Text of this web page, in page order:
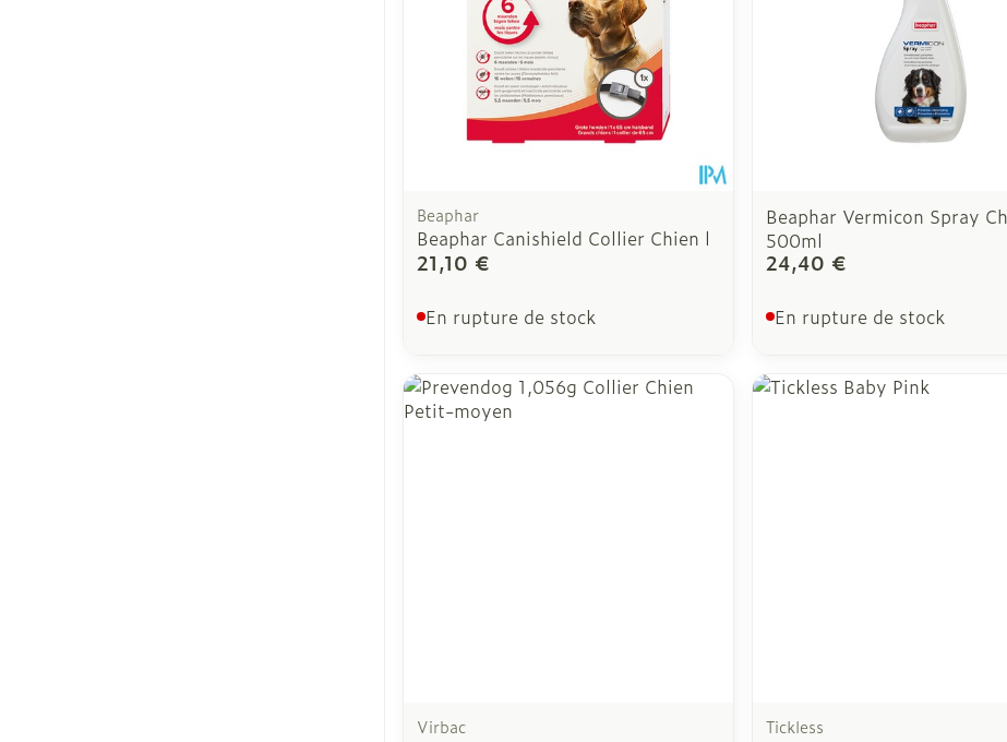
Beaphar
Beaphar Canishield Collier Chien l
21,10 €
En rupture de stock
Beaphar Vermicon Spray
500ml
24,40 €
En rupture de stock
Virbac Tickless